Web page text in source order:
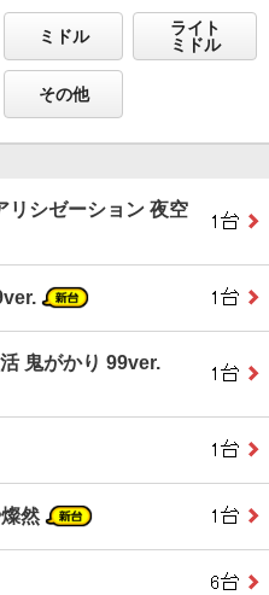
ミドル
ライト
ミドル
その他
リシゼーション 夜空
鬼がかり 99ver.
然